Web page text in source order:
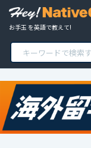
お手玉 を英語で教えて!